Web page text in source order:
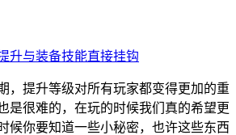
，提升等级对所有玩家都变得更加的重
是很难的，在玩的时候我们真的希望更
候你要知道一些小秘密，也许这些东西